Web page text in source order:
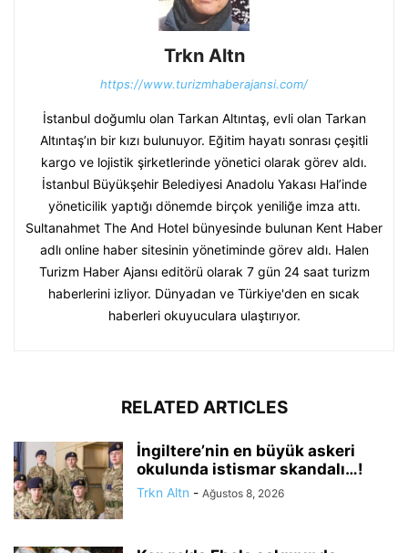
Trkn Altn
https://www.turizmhaberajansi.com/
İstanbul doğumlu olan Tarkan Altıntaş, evli olan Tarkan
Altıntaş’ın bir kızı bulunuyor. Eğitim hayatı sonrası çeşitli
kargo ve lojistik şirketlerinde yönetici olarak görev aldı.
İstanbul Büyükşehir Belediyesi Anadolu Yakası Hal’inde
yöneticilik yaptığı dönemde birçok yeniliğe imza attı.
Sultanahmet The And Hotel bünyesinde bulunan Kent Haber
adlı online haber sitesinin yönetiminde görev aldı. Halen
Turizm Haber Ajansı editörü olarak 7 gün 24 saat turizm
haberlerini izliyor. Dünyadan ve Türkiye'den en sıcak
haberleri okuyuculara ulaştırıyor.
RELATED ARTICLES
İngiltere’nin en büyük askeri
okulunda istismar skandalı…!
Trkn Altn - Ağustos 8, 2026